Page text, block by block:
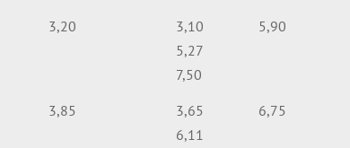
3,20
3,10
5,27
7,50
5,90
3,85
3,65
6,11
6,75